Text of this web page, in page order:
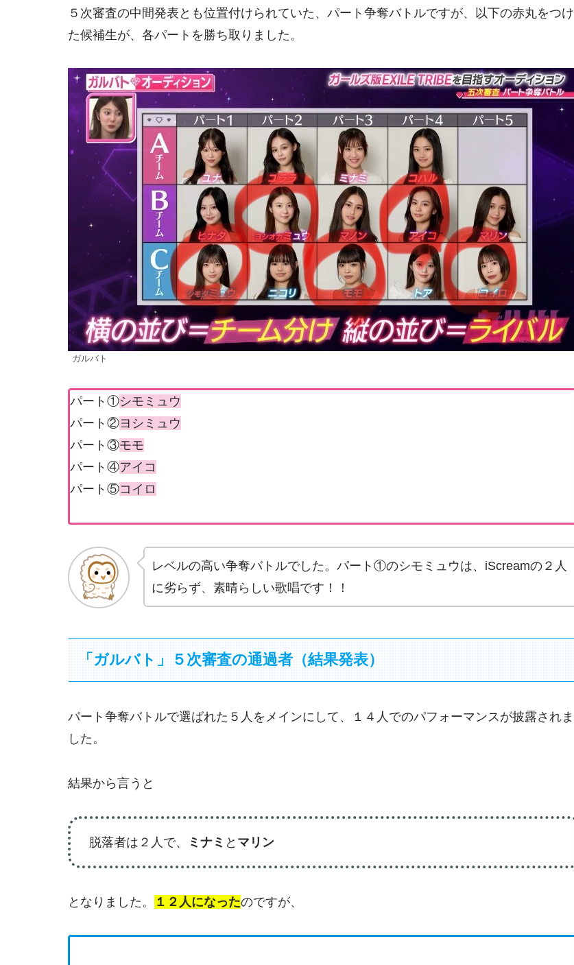
５次審査の中間発表とも位置付けられていた、パート争奪バトルですが、以下の赤丸をつけ
た候補生が、各パートを勝ち取りました。
ガルバト
パート①シモミュウ
パート②ヨシミュウ
パート③モモ
パート④アイコ
パート⑤コイロ
レベルの高い争奪バトルでした。パート①のシモミュウは、iScreamの２人
に劣らず、素晴らしい歌唱です！！
「ガルバト」５次審査の通過者（結果発表）
パート争奪バトルで選ばれた５人をメインにして、１４人でのパフォーマンスが披露されま
した。
結果から言うと
脱落者は２人で、 ミナミ と マリン
となりました。 １２人になったのですが、